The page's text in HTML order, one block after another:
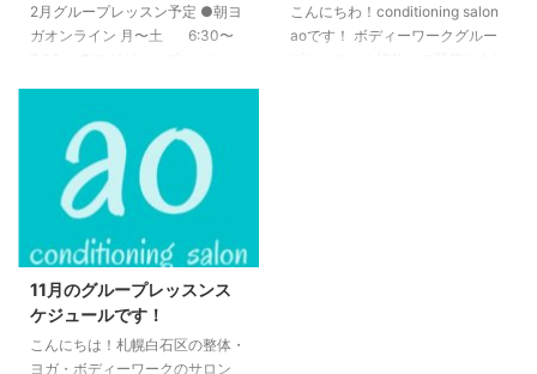
く ...
2月グループレッスン予定 ●朝ヨ
ガオンライン 月〜土 6:30〜
①7:00〜8:00 ②8:15〜9:15
2/15 （日）①7:00〜8:00
②8:15〜9:15 2/22 （日）
①7:00〜8:00 ●ヨガグループ
19:15〜20:15 2/9（月）19:15〜
2/23（月）19:15〜20:15 ...
こんにちわ！conditioning salon
aoです！ ボディーワークグルー
11月のグループレッスンス
ケジュールです！
こんにちは！札幌白石区の整体・
ヨガ・ボディーワークのサロン